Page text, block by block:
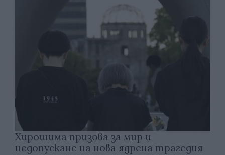
Хирошима призова за мир и
недопускане на нова ядрена трагедия